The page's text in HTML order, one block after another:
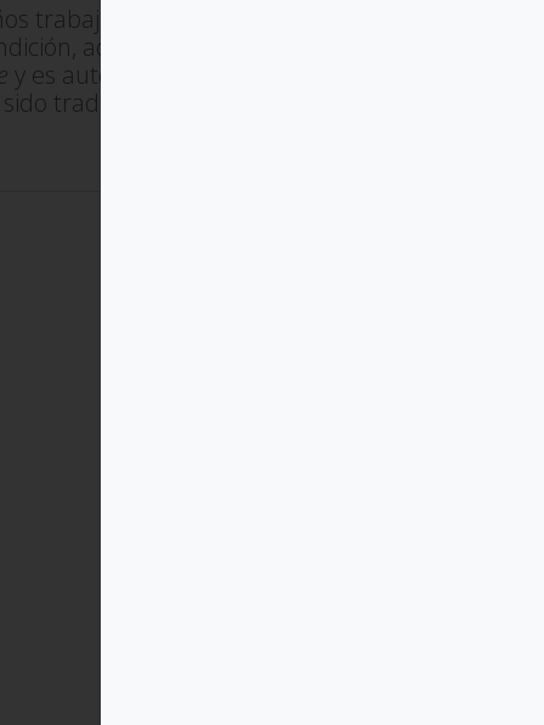
trabajando con adolescentes
además, de periodista y
y es autor de varios libros y de
traducidos a diversas lenguas.